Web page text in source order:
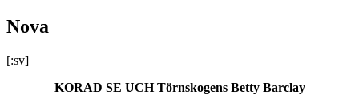
Nova
[:sv]
KORAD SE UCH Törnskogens Betty Barclay